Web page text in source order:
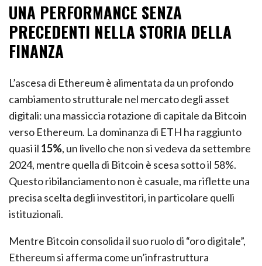
UNA PERFORMANCE SENZA
PRECEDENTI NELLA STORIA DELLA
FINANZA
L’ascesa di Ethereum è alimentata da un profondo
cambiamento strutturale nel mercato degli asset
digitali: una massiccia rotazione di capitale da Bitcoin
verso Ethereum. La dominanza di ETH ha raggiunto
quasi il 15%, un livello che non si vedeva da settembre
2024, mentre quella di Bitcoin è scesa sotto il 58%.
Questo ribilanciamento non è casuale, ma riflette una
precisa scelta degli investitori, in particolare quelli
istituzionali.
Mentre Bitcoin consolida il suo ruolo di “oro digitale”,
Ethereum si afferma come un’infrastruttura